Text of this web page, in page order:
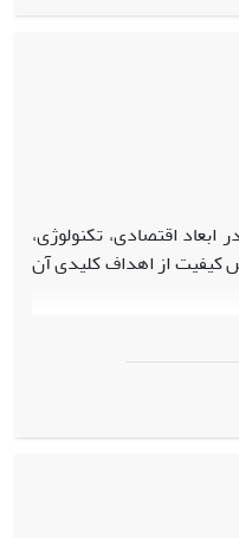
از وضعیت کشور در ابعاد اقتصادی، تکنولوژی،
کیفیت از اهداف کلیدی آن
چندبعدی پرداخته است.